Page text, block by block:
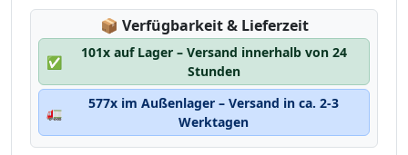
📦 Lagerstatus:
Verfügbarkeit & Lieferzeit
✅
101x auf Lager – Versand innerhalb von 24
Stunden
🚛
577x im Außenlager – Versand in ca. 2-3
Werktagen